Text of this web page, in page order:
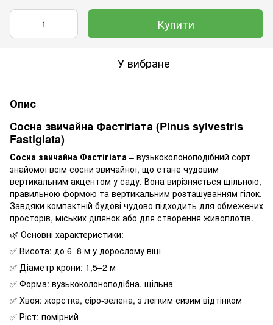
Купити
У вибране
Опис
Сосна звичайна Фастігіата (Pinus sylvestris
Fastigiata)
Сосна звичайна Фастігіата – вузькоколоноподібний сорт
знайомої всім сосни звичайної, що стане чудовим
вертикальним акцентом у саду. Вона вирізняється щільною,
правильною формою та вертикальним розташуванням гілок.
Завдяки компактній будові чудово підходить для обмежених
просторів, міських ділянок або для створення живоплотів.
🌿 Основні характеристики:
✅ Висота: до 6–8 м у дорослому віці
✅ Діаметр крони: 1,5–2 м
✅ Форма: вузькоколоноподібна, щільна
✅ Хвоя: жорстка, сіро-зелена, з легким сизим відтінком
✅ Ріст: помірний